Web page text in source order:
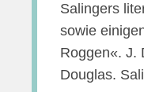
Salingers
sowie
Roggen«. J.
Douglas.